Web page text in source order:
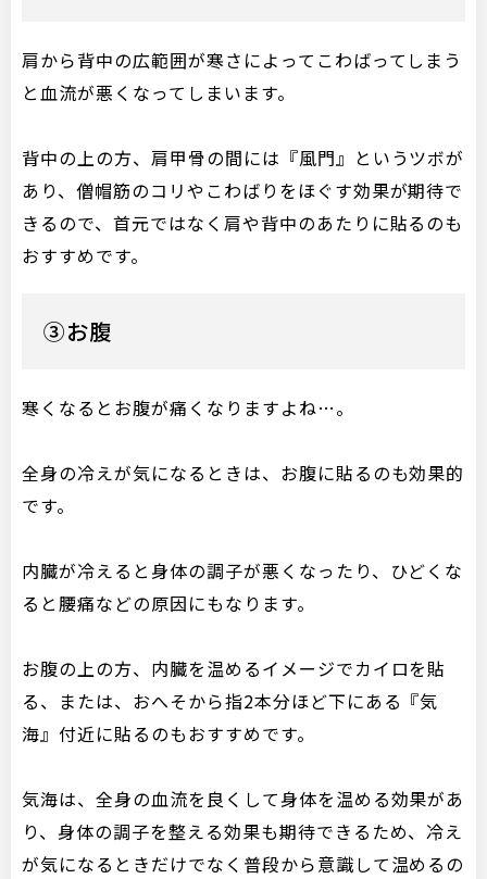
肩から背中の広範囲が寒さによってこわばってしまう
と血流が悪くなってしまいます。
背中の上の方、肩甲骨の間には『風門』というツボが
あり、僧帽筋のコリやこわばりをほぐす効果が期待で
きるので、首元ではなく肩や背中のあたりに貼るのも
おすすめです。
③お腹
寒くなるとお腹が痛くなりますよね…。
全身の冷えが気になるときは、お腹に貼るのも効果的
です。
内臓が冷えると身体の調子が悪くなったり、ひどくな
ると腰痛などの原因にもなります。
お腹の上の方、内臓を温めるイメージでカイロを貼
る、または、おへそから指2本分ほど下にある『気
海』付近に貼るのもおすすめです。
気海は、全身の血流を良くして身体を温める効果があ
り、身体の調子を整える効果も期待できるため、冷え
が気になるときだけでなく普段から意識して温めるの